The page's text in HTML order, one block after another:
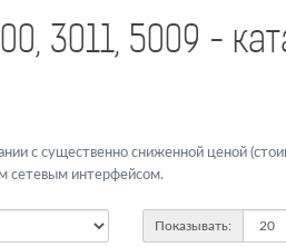
3011, 5009 -
с существенно сниженной ценой
сетевым интерфейсом.
Показывать: